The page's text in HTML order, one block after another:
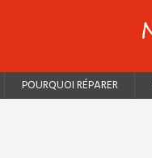
POURQUOI RÉPARER